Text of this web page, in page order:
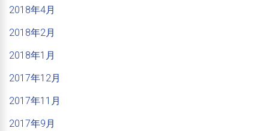
2018年4月
2018年2月
2018年1月
2017年12月
2017年11月
2017年9月